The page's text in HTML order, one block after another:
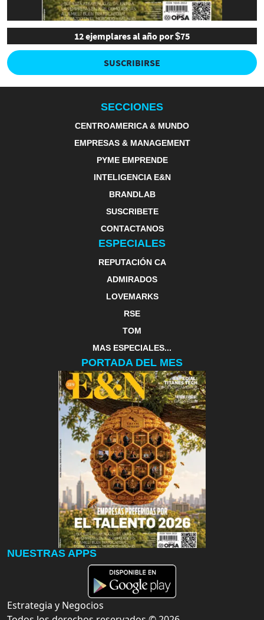
12 ejemplares al año por $75
SUSCRIBIRSE
SECCIONES
CENTROAMERICA & MUNDO
EMPRESAS & MANAGEMENT
PYME EMPRENDE
INTELIGENCIA E&N
BRANDLAB
SUSCRIBETE
CONTACTANOS
ESPECIALES
REPUTACIÓN CA
ADMIRADOS
LOVEMARKS
RSE
TOM
MAS ESPECIALES...
PORTADA DEL MES
NUESTRAS APPS
Estrategia y Negocios